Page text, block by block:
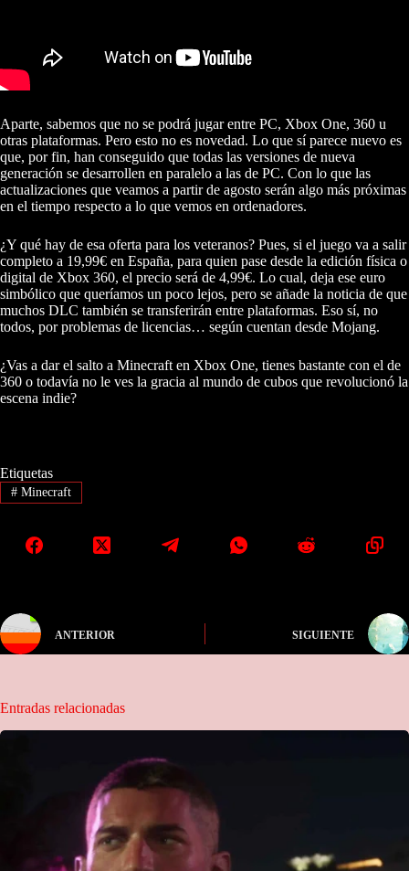
Aparte, sabemos que no se podrá jugar entre PC, Xbox One, 360 u
otras plataformas. Pero esto no es novedad. Lo que sí parece nuevo es
que, por fin, han conseguido que todas las versiones de nueva
generación se desarrollen en paralelo a las de PC. Con lo que las
actualizaciones que veamos a partir de agosto serán algo más próximas
en el tiempo respecto a lo que vemos en ordenadores.
¿Y qué hay de esa oferta para los veteranos? Pues, si el juego va a salir
completo a 19,99€ en España, para quien pase desde la edición física o
digital de Xbox 360, el precio será de 4,99€. Lo cual, deja ese euro
simbólico que queríamos un poco lejos, pero se añade la noticia de que
muchos DLC también se transferirán entre plataformas. Eso sí, no
todos, por problemas de licencias… según cuentan desde Mojang.
¿Vas a dar el salto a Minecraft en Xbox One, tienes bastante con el de
360 o todavía no le ves la gracia al mundo de cubos que revolucionó la
escena indie?
Etiquetas
#Minecraft
ANTERIOR SIGUIENTE
Entradas relacionadas